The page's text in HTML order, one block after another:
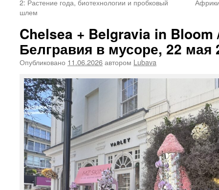
2: Растение года, биотехнологии и пробковый
шлем
Chelsea + Belgravia in
Белгравия в мусоре, 22 мая
Опубликовано 11.06.2026автором Lubava